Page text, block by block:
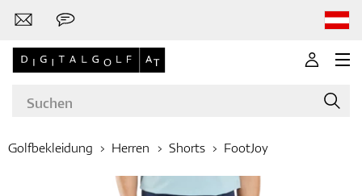
Golfbekleidung Herren Shorts FootJoy